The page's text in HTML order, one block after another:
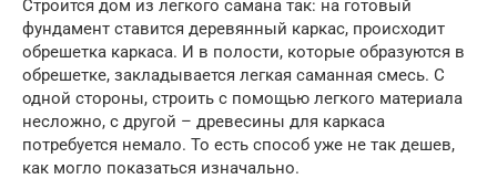
Строится дом из легкого самана так: на готовый
фундамент ставится деревянный каркас, происходит
обрешетка каркаса. И в полости, которые образуются в
обрешетке, закладывается легкая саманная смесь. С
одной стороны, строить с помощью легкого материала
несложно, с другой – древесины для каркаса
потребуется немало. То есть способ уже не так дешев,
как могло показаться изначально.